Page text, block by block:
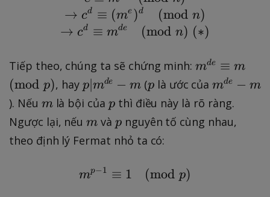
^
e
\
t
e
x
t
m
o
→ cd ≡ (me )d (mod n)
→ cd ≡ mde (mod n) (∗)
Tiếp theo, chúng ta sẽ chứng minh:m
^
{
d
e
mde ≡ m
(mod p), hay p|
m
{
d
}-
p∣ mde − m (p
plà ước củam
^
{
d
mde − m
). Nếu m
mlà bội của p
pthì điều này là rõ ràng.
Ngược lại, nếum
m và p
pnguyên tố cùng nhau,
theo định lý Fermat nhỏ ta có:
m^{p-1}\equiv 1
mp−1 ≡ 1 (mod p)